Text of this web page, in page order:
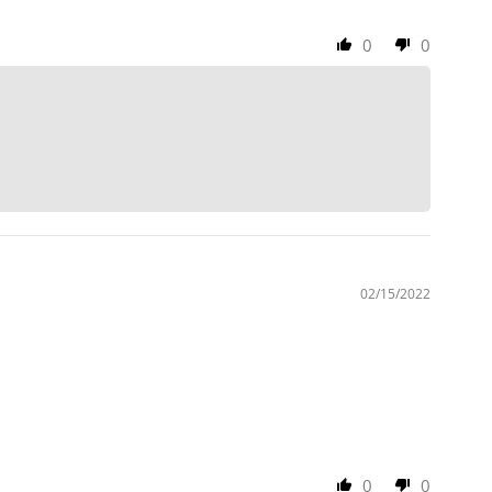
0 0
02/15/2022
0 0